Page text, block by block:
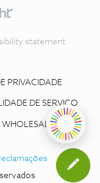
statement
PRIVACIDADE
DE SERVIÇO
WHOLESALE